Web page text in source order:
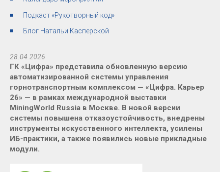
Подкаст «Рукотворный код»
Блог Натальи Касперской
28.04.2026
ГК «Цифра» представила обновленную версию
автоматизированной системы управления
горнотранспортным комплексом — «Цифра. Карьер
26» — в рамках международной выставки
MiningWorld Russia в Москве. В новой версии
системы повышена отказоустойчивость, внедрены
инструменты искусственного интеллекта, усилены
ИБ-практики, а также появились новые прикладные
модули.